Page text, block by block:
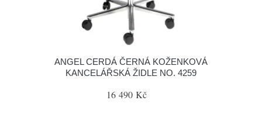
ANGEL CERDÁ ČERNÁ KOŽENKOVÁ
KANCELÁŘSKÁ ŽIDLE NO. 4259
16 490 Kč